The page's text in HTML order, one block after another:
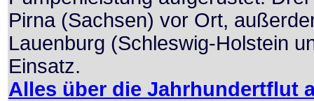
Pirna (Sachsen) vor Ort,
Lauenburg (Schleswig-Holstein
Einsatz.
Alles über die Jahrhundertflut